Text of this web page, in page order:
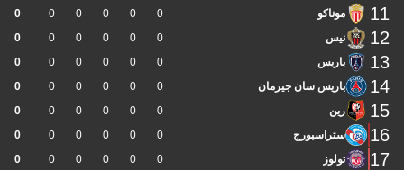
11 موناكو 0
0
0
0
0
0
12 نيس 0
0
0
0
0
0
13 باريس 0
0
0
0
0
0
14 باريس سان جيرمان 0
0
0
0
0
0
15 رين 0
0
0
0
0
0
16 ستراسبورج 0
0
0
0
0
0
17 تولوز 0
0
0
0
0
0